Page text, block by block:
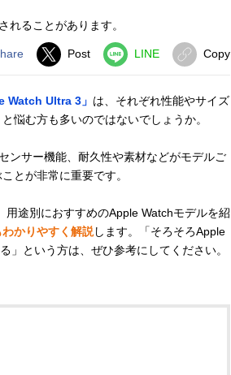
ることがあります。
Post LINE Copy
Ultra 3」 は、それぞれ性能やサイズ
悩む方も多いのではないでしょうか。
ンサー機能、耐久性や素材などがモデルご
とが非常に重要です。
用途別におすすめのApple Watchモデルを紹
かりやすく解説します。「そろそろApple
」という方は、ぜひ参考にしてください。